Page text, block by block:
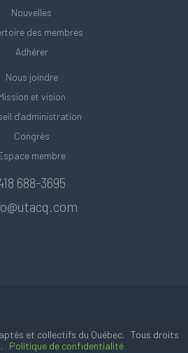
Nouvelles
des membres
Adhérer
Nous joindre
et vision
d'administration
Congrès
membre
688-3695
et collectifs du Québec. Tous droits
Politique de confidentialité